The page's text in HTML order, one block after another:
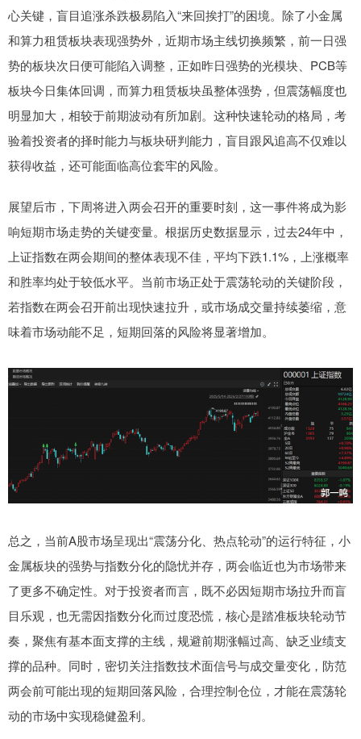
心关键，盲目追涨杀跌极易陷入“来回挨打”的困境。除了小金属
和算力租赁板块表现强势外，近期市场主线切换频繁，前一日强
势的板块次日便可能陷入调整，正如昨日强势的光模块、PCB等
板块今日集体回调，而算力租赁板块虽整体强势，但震荡幅度也
明显加大，相较于前期波动有所加剧。这种快速轮动的格局，考
验着投资者的择时能力与板块研判能力，盲目跟风追高不仅难以
获得收益，还可能面临高位套牢的风险。
展望后市，下周将进入两会召开的重要时刻，这一事件将成为影
响短期市场走势的关键变量。根据历史数据显示，过去24年中，
上证指数在两会期间的整体表现不佳，平均下跌1.1%，上涨概率
和胜率均处于较低水平。当前市场正处于震荡轮动的关键阶段，
若指数在两会召开前出现快速拉升，或市场成交量持续萎缩，意
味着市场动能不足，短期回落的风险将显著增加。
总之，当前A股市场呈现出“震荡分化、热点轮动”的运行特征，小
金属板块的强势与指数分化的隐忧并存，两会临近也为市场带来
了更多不确定性。对于投资者而言，既不必因短期市场拉升而盲
目乐观，也无需因指数分化而过度恐慌，核心是踏准板块轮动节
奏，聚焦有基本面支撑的主线，规避前期涨幅过高、缺乏业绩支
撑的品种。同时，密切关注指数技术面信号与成交量变化，防范
两会前可能出现的短期回落风险，合理控制仓位，才能在震荡轮
动的市场中实现稳健盈利。